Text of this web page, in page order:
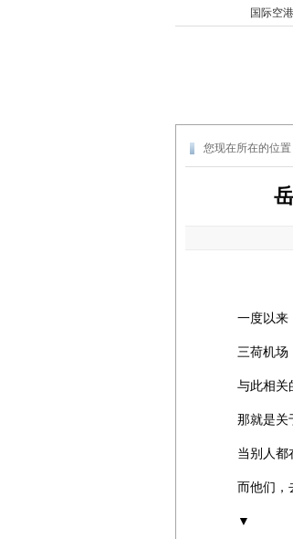
国际空
您现在所在的位置
一度以来
三荷机场
与此相关
那就是关于
当别人都在
而他们，去
▼